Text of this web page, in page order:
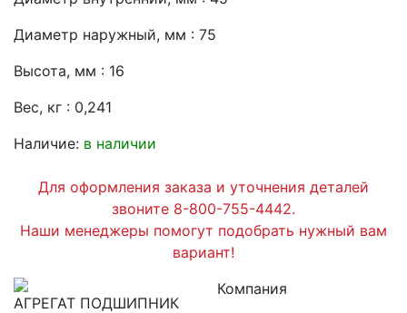
Диаметр наружный, мм : 75
Высота, мм : 16
Вес, кг : 0,241
Наличие: в наличии
Для оформления заказа и уточнения деталей
звоните 8-800-755-4442.
Наши менеджеры помогут подобрать нужный вам
вариант!
АГРЕГАТ ПОДШИПНИК
Компания